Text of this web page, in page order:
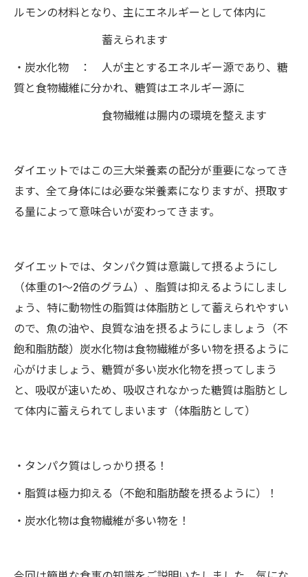
ルモンの材料となり、主にエネルギーとして体内に
蓄えられます
・炭水化物 ： 人が主とするエネルギー源であり、糖
質と食物繊維に分かれ、糖質はエネルギー源に
食物繊維は腸内の環境を整えます
ダイエットではこの三大栄養素の配分が重要になってき
ます、全て身体には必要な栄養素になりますが、摂取す
る量によって意味合いが変わってきます。
ダイエットでは、タンパク質は意識して摂るようにし
（体重の1～2倍のグラム）、脂質は抑えるようにしまし
ょう、特に動物性の脂質は体脂肪として蓄えられやすい
ので、魚の油や、良質な油を摂るようにしましょう（不
飽和脂肪酸）炭水化物は食物繊維が多い物を摂るように
心がけましょう、糖質が多い炭水化物を摂ってしまう
と、吸収が速いため、吸収されなかった糖質は脂肪とし
て体内に蓄えられてしまいます（体脂肪として）
・タンパク質はしっかり摂る！
・脂質は極力抑える（不飽和脂肪酸を摂るように）！
・炭水化物は食物繊維が多い物を！